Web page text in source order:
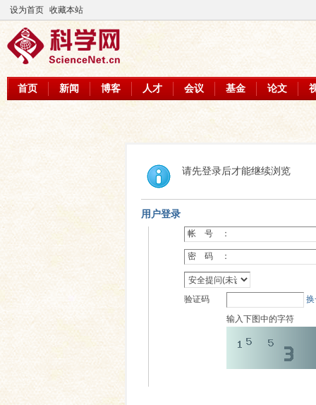
设为首页 收藏本站
首页 新闻 博客 人才 会议 基金 论文
请先登录后才能继续浏览
用户登录
帐 号 ：
密 码 ：
验证码
输入下图中的字符